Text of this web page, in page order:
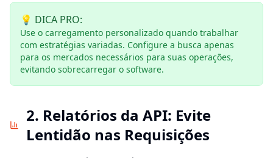
💡 DICA PRO:
Use o carregamento personalizado quando trabalhar
com estratégias variadas. Configure a busca apenas
para os mercados necessários para suas operações,
evitando sobrecarregar o software.
2. Relatórios da API: Evite
Lentidão nas Requisições